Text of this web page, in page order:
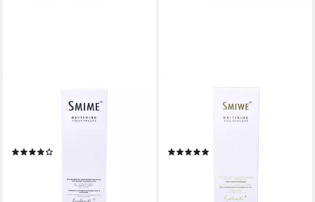
Zahnpasta LyDenti Zahnpasta
Elements SMIME Whitening
lieferbar - in 3-4 Werktagen bei dir
Zahnpasta LyDenti Zahnpasta
Elements SMIWE Whitening
(182,00 €/ 1 l)
lieferbar - in 3-4 Werktagen bei dir